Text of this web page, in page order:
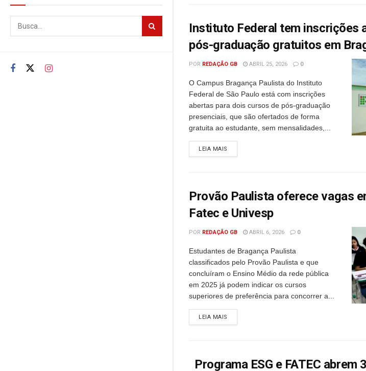
Instituto Federal tem inscrições
pós-graduação gratuitos em
POR REDAÇÃO GB ABRIL 25, 2026 0
O Campus Bragança Paulista do Instituto
Federal de São Paulo está com inscrições
abertas para dois cursos de pós-graduação
presenciais, que são ofertados de forma
gratuita ao estudante, sem mensalidades,...
LEIA MAIS
Provão Paulista oferece vagas
Fatec e Univesp
POR REDAÇÃO GB ABRIL 6, 2026 0
Estudantes de Bragança Paulista
classificados pelo Provão Paulista e que
concluíram o Ensino Médio da rede pública
em 2025 já podem indicar os cursos
superiores de preferência para concorrer a...
LEIA MAIS
Programa ESG e FATEC